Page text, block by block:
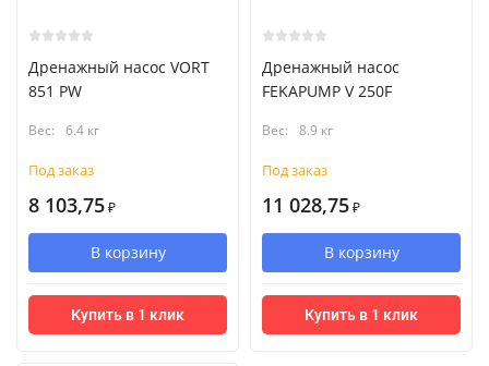
Дренажный насос VORT
851 PW
Вес: 6.4 кг
Под заказ
8 103,75 ₽
В корзину
Купить в 1 клик
Дренажный насос
FEKAPUMP V 250F
Вес: 8.9 кг
Под заказ
11 028,75 ₽
В корзину
Купить в 1 клик